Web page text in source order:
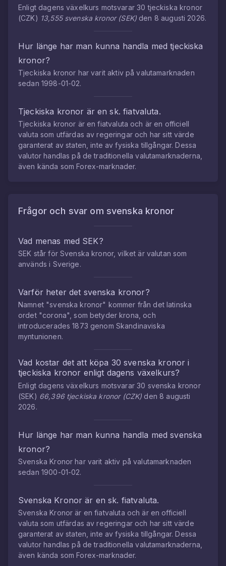
Enligt dagens växelkurs motsvarar30tjeckiska kronor
(CZK) 13,555 svenska kronor(SEK) den 8 augusti 2026.
Hur länge har man kunna handla medtjeckiska
kronor?
Tjeckiska kronor har varit aktiv på valutamarknaden
sedan 1998-01-02.
Tjeckiska kronor är en sk. fiatvaluta.
Tjeckiska kronor är en fiatvaluta och är en officiell
valuta som utfärdas av regeringar och har sitt värde
garanterat av staten, inte av fysiska tillgångar. Dessa
valutor handlas på de traditionella valutamarknaderna,
även kända som Forex-marknader.
Frågor och svar om svenska kronor
Vad menas med SEK?
SEK står för Svenska kronor, vilket är valutan som
används i Sverige.
Varför heter det svenska kronor?
Namnet "svenska kronor" kommer från det latinska
ordet "corona", som betyder krona, och
introducerades 1873 genom Skandinaviska
myntunionen.
Vad kostar det att köpa 30svenska kronor i
tjeckiska kronor enligt dagens växelkurs?
Enligt dagens växelkurs motsvarar30 svenska kronor
(SEK) 66,396 tjeckiska kronor(CZK) den 8 augusti
2026.
Hur länge har man kunna handla medsvenska
kronor?
Svenska Kronor har varit aktiv på valutamarknaden
sedan 1900-01-02.
Svenska Kronor är en sk. fiatvaluta.
Svenska Kronor är en fiatvaluta och är en officiell
valuta som utfärdas av regeringar och har sitt värde
garanterat av staten, inte av fysiska tillgångar. Dessa
valutor handlas på de traditionella valutamarknaderna,
även kända som Forex-marknader.